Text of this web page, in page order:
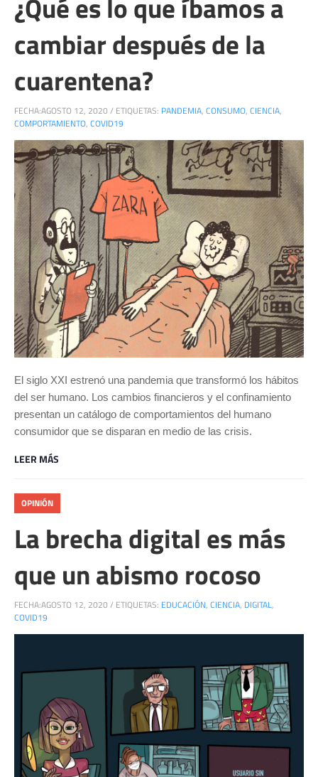
cambiar después de la
cuarentena?
FECHA:AGOSTO 12, 2020 / ETIQUETAS: PANDEMIA, CONSUMO, CIENCIA,
COMPORTAMIENTO, COVID19
El siglo XXI estrenó una pandemia que transformó los hábitos
del ser humano. Los cambios financieros y el confinamiento
presentan un catálogo de comportamientos del humano
consumidor que se disparan en medio de las crisis.
LEER MÁS
OPINIÓN
La brecha digital es más
que un abismo rocoso
FECHA:AGOSTO 12, 2020 / ETIQUETAS: EDUCACIÓN, CIENCIA, DIGITAL,
COVID19